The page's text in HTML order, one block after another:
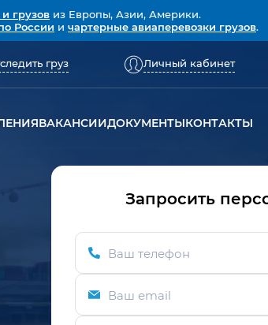
грузов из Европы, Азии, Америки.
России и чартерные авиаперевозки грузов.
груз Личный кабинет
ВАКАНСИИДОКУМЕНТЫКОНТАКТЫ
Запросить
Ваш телефон
Ваш email